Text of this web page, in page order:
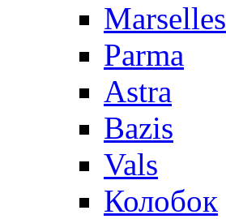
Marselles
Parma
Astra
Bazis
Vals
Колобок